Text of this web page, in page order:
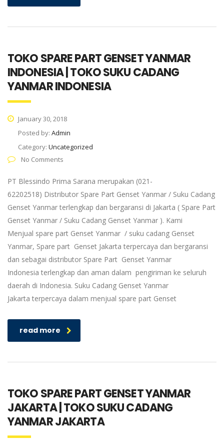
TOKO SPARE PART GENSET YANMAR
INDONESIA | TOKO SUKU CADANG
YANMAR INDONESIA
January 30, 2018
Posted by: Admin
Category: Uncategorized
No Comments
PT Blessindo Prima Sarana merupakan (021-
62202518) Distributor Spare Part Genset Yanmar / Suku Cadang
Genset Yanmar terlengkap dan bergaransi di Jakarta ( Spare Part
Genset Yanmar / Suku Cadang Genset Yanmar ). Kami
Menjual spare part Genset Yanmar / suku cadang Genset
Yanmar, Spare part Genset Jakarta terpercaya dan bergaransi
dan sebagai distributor Spare Part Genset Yanmar
Indonesia terlengkap dan aman dalam pengiriman ke seluruh
daerah di Indonesia. Suku Cadang Genset Yanmar
Jakarta terpercaya dalam menjual spare part Genset
read more
TOKO SPARE PART GENSET YANMAR
JAKARTA | TOKO SUKU CADANG
YANMAR JAKARTA